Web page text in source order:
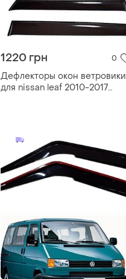
1220 грн 0
Дефлекторы окон ветровики
для nissan leaf 2010-2017